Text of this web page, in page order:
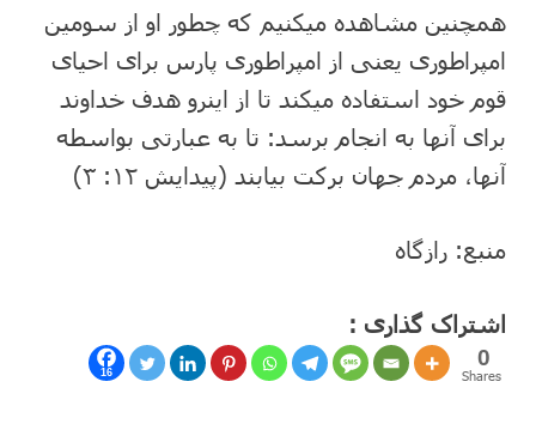
همچنین مشاهده میکنیم که چطور او از سومین
امپراطوری یعنی از امپراطوری پارس برای احیای
قوم خود استفاده میکند تا از اینرو هدف خداوند
برای آنها به انجام برسد: تا به عبارتی بواسطه
آنها، مردم جهان برکت بیابند (پیدایش ۱۲: ۳)
منبع: رازگاه
اشتراک گذاری :
16
0
Shares